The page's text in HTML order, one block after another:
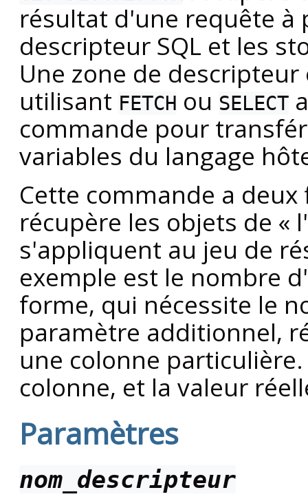
résultat d'une requête à
descripteur SQL et les
Une zone de
utilisant FETCH ou SELECT
commande pour
variables du langage
Cette commande a
récupère les objets de «
s'appliquent au jeu de
exemple est le nombre
forme, qui nécessite le
paramètre additionnel,
une colonne
colonne, et la valeur
Paramètres
nom_descripteur